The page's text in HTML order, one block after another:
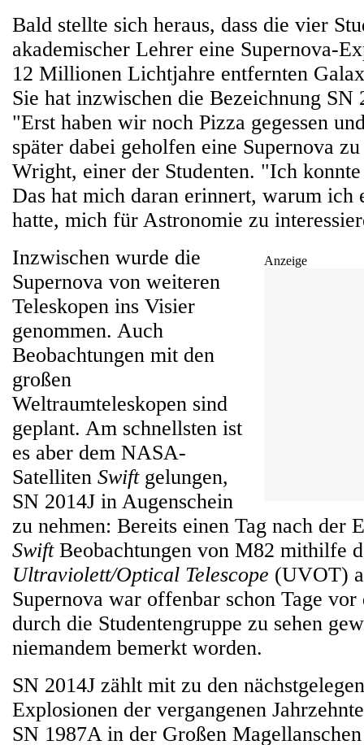
Bald stellte sich heraus, dass die vier
akademischer Lehrer eine Supernova-
12 Millionen Lichtjahre entfernten
Sie hat inzwischen die Bezeichnung SN
"Erst haben wir noch Pizza gegessen
später dabei geholfen eine Supernova
Wright, einer der Studenten. "Ich
Das hat mich daran erinnert, warum ich
hatte, mich für Astronomie zu
Anzeige
Inzwischen wurde die
Supernova von weiteren
Teleskopen ins Visier
genommen. Auch
Beobachtungen mit den
großen
Weltraumteleskopen sind
geplant. Am schnellsten ist
es aber dem NASA-
Satelliten Swiftgelungen,
SN 2014J in Augenschein
zu nehmen: Bereits einen Tag nach der
SwiftBeobachtungen von M82 mithilfe
Ultraviolett/Optical Telescope (UVOT)
Supernova war offenbar schon Tage
durch die Studentengruppe zu sehen
niemandem bemerkt worden.
SN 2014J zählt mit zu den
Explosionen der vergangenen
SN 1987A in der Großen